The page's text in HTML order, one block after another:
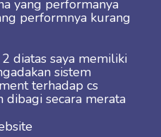
yang performanya
performnya kurang
diatas saya memiliki
sistem
terhadap cs
dibagi secara merata